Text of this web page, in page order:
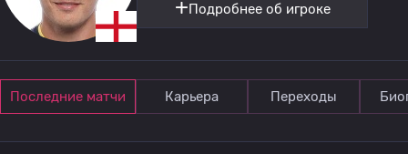
Подробнее об игроке
Последние матчи Карьера Переходы